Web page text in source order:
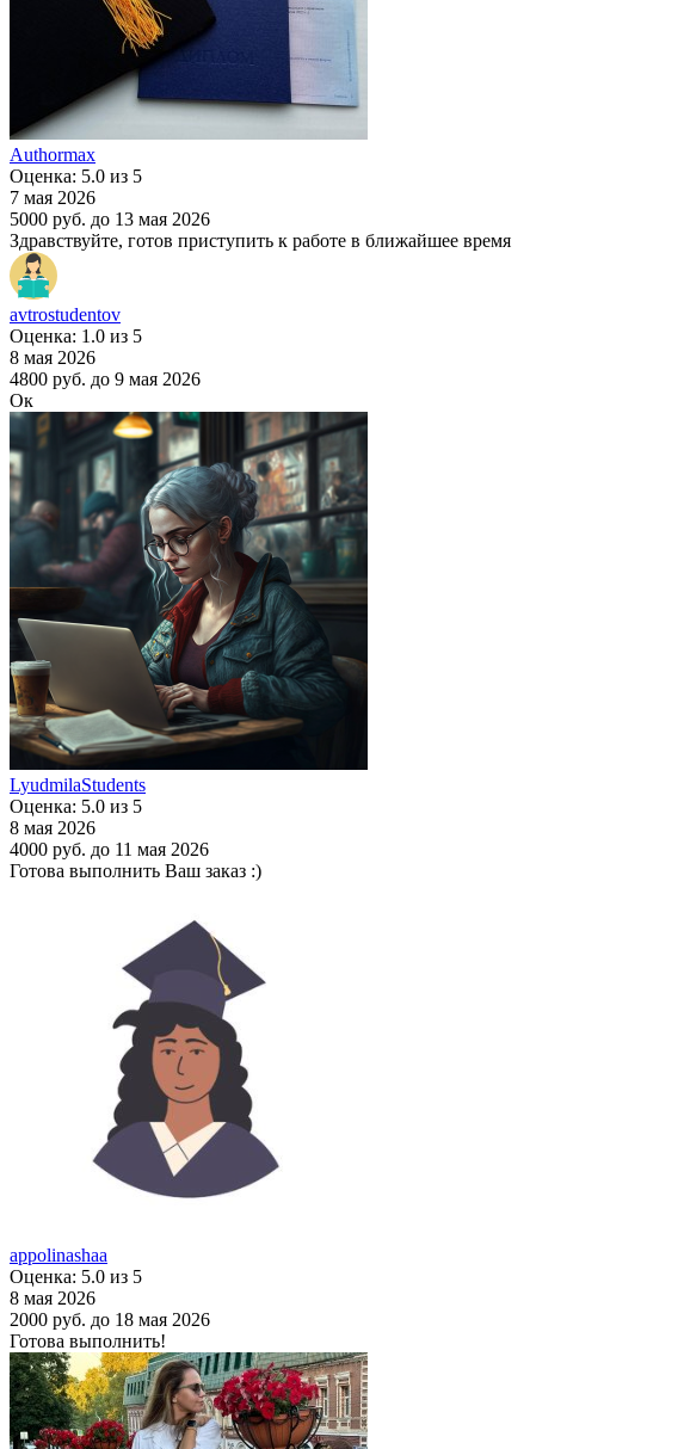
Authormax
Оценка: 5.0 из 5
7 мая 2026
5000 руб. до 13 мая 2026
Здравствуйте, готов приступить к работе в ближайшее время
avtrostudentov
Оценка: 1.0 из 5
8 мая 2026
4800 руб. до 9 мая 2026
Ок
LyudmilaStudents
Оценка: 5.0 из 5
8 мая 2026
4000 руб. до 11 мая 2026
Готова выполнить Ваш заказ :)
appolinashaa
Оценка: 5.0 из 5
8 мая 2026
2000 руб. до 18 мая 2026
Готова выполнить!